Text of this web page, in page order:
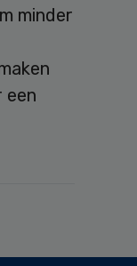
minder
een